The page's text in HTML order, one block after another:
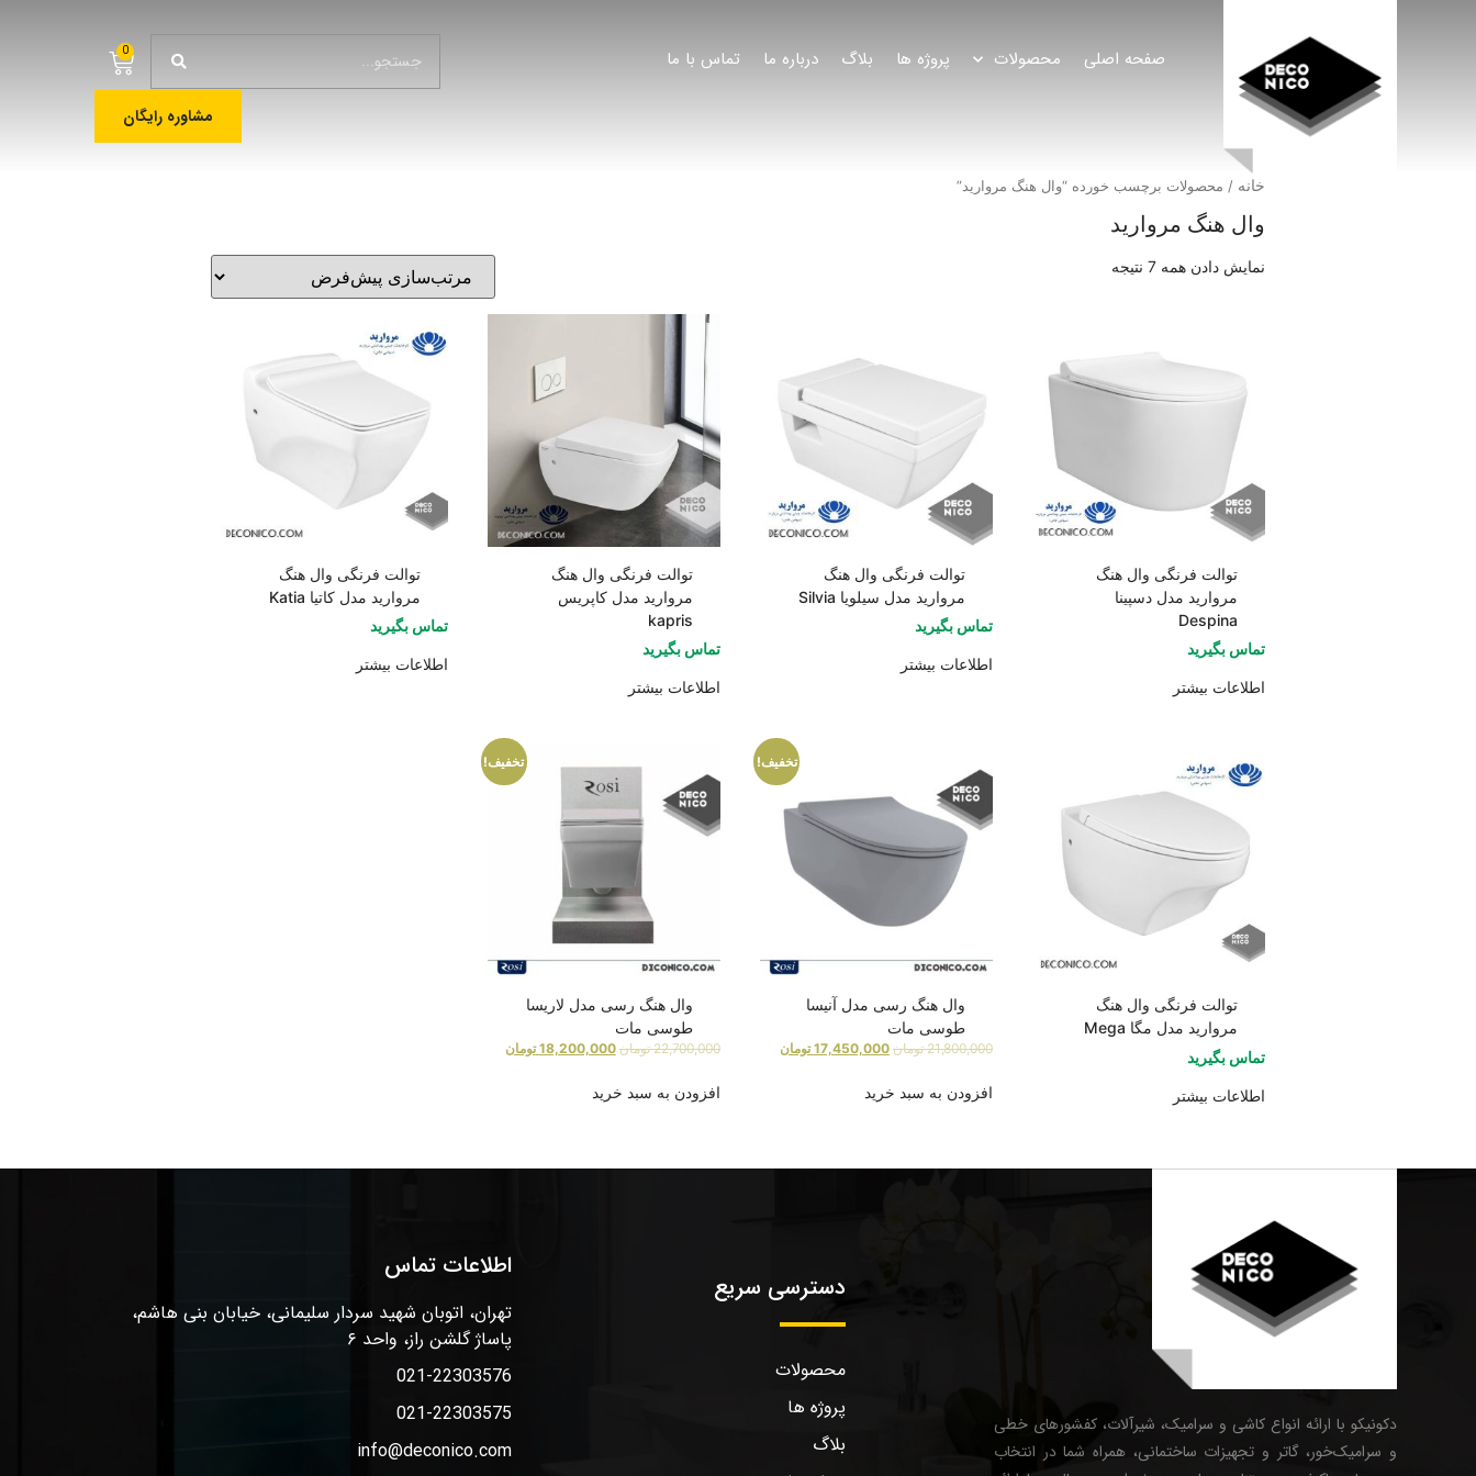
صفحه اصلی محصولات پروژه ها بلاگ درباره ما تماس با ما 0
مشاوره رایگان
خانه / محصولات برچسب خورده “وال هنگ مروارید”
وال هنگ مروارید
نمایش دادن همه 7 نتیجه
توالت فرنگی وال هنگ
مروارید مدل دسپینا
Despina
تماس بگیرید
اطلاعات بیشتر
توالت فرنگی وال هنگ
مروارید مدل سیلویا Silvia
تماس بگیرید
اطلاعات بیشتر
توالت فرنگی وال هنگ
مروارید مدل کاپریس
kapris
تماس بگیرید
اطلاعات بیشتر
توالت فرنگی وال هنگ
مروارید مدل کاتیا Katia
تماس بگیرید
اطلاعات بیشتر
توالت فرنگی وال هنگ
مروارید مدل مگا Mega
تماس بگیرید
اطلاعات بیشتر
تخفیف!
وال هنگ رسی مدل آنیسا
طوسی مات
21,800,000 تومان 17,450,000 تومان
افزودن به سبد خرید
تخفیف!
وال هنگ رسی مدل لاریسا
طوسی مات
22,700,000 تومان 18,200,000 تومان
افزودن به سبد خرید
دکونیکو با ارائه انواع کاشی و سرامیک، شیرآلات، کفشورهای خطی
و سرامیک‌خور، گاتر و تجهیزات ساختمانی، همراه شما در انتخاب
دسترسی سریع
محصولات
پروژه ها
بلاگ
اطلاعات تماس
تهران، اتوبان شهید سردار سلیمانی، خیابان بنی هاشم،
پاساژ گلشن راز، واحد ۶
021-22303576
021-22303575
info@deconico.com